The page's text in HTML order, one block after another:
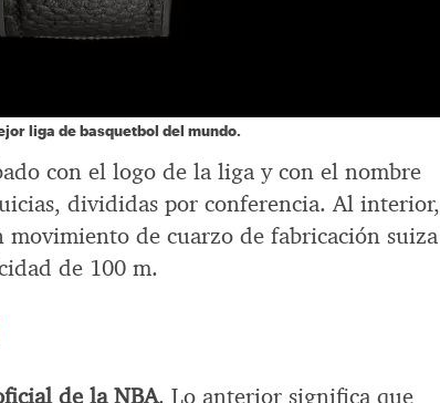
liga de basquetbol del mundo.
con el logo de la liga y con el nombre
divididas por conferencia. Al interior,
movimiento de cuarzo de fabricación suiza
de 100 m.
de la NBA. Lo anterior significa que